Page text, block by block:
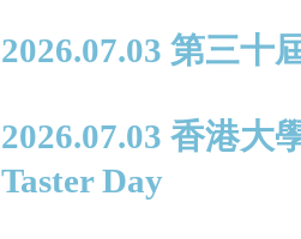
2026.07.03 第三十
2026.07.03 香港
Taster Day